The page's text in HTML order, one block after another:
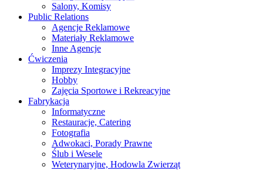
Salony, Komisy
Public Relations
Agencje Reklamowe
Materiały Reklamowe
Inne Agencje
Ćwiczenia
Imprezy Integracyjne
Hobby
Zajęcia Sportowe i Rekreacyjne
Fabrykacja
Informatyczne
Restauracje, Catering
Fotografia
Adwokaci, Porady Prawne
Ślub i Wesele
Weterynaryjne, Hodowla Zwierząt